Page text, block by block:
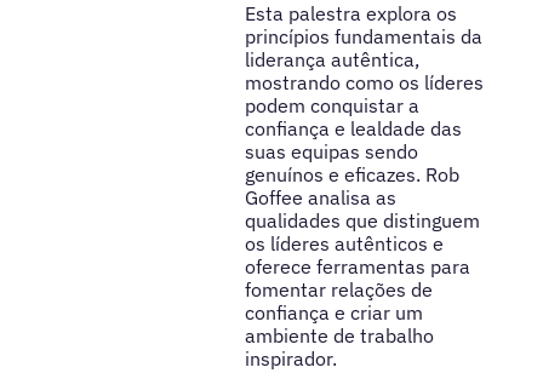
Esta palestra explora os
princípios fundamentais da
liderança autêntica,
mostrando como os líderes
podem conquistar a
confiança e lealdade das
suas equipas sendo
genuínos e eficazes. Rob
Goffee analisa as
qualidades que distinguem
os líderes autênticos e
oferece ferramentas para
fomentar relações de
confiança e criar um
ambiente de trabalho
inspirador.